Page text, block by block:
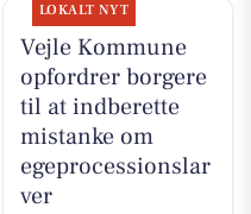
LOKALT NYT
Vejle Kommune
opfordrer borgere
til at indberette
mistanke om
egeprocessionslar
ver